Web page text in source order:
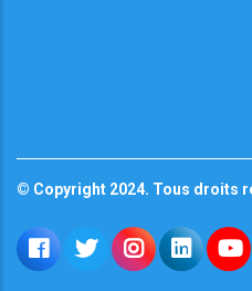
© Copyright 2024. Tous droits